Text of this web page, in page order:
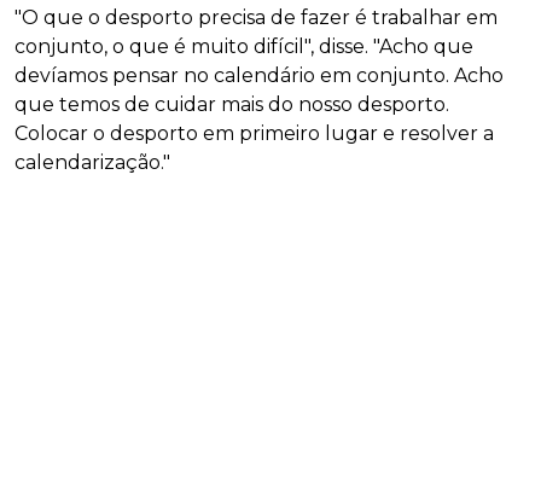
"O que o desporto precisa de fazer é trabalhar em
conjunto, o que é muito difícil", disse. "Acho que
devíamos pensar no calendário em conjunto. Acho
que temos de cuidar mais do nosso desporto.
Colocar o desporto em primeiro lugar e resolver a
calendarização."